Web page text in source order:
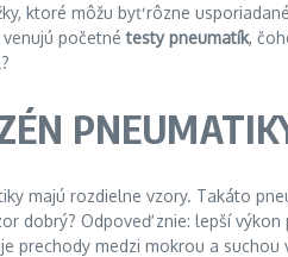
ktoré môžu byť rôzne
venujú početnétesty pneumatík,
majú rozdielne vzory. Takáto
dobrý? Odpoveď znie: lepší
prechody medzi mokrou a suchou